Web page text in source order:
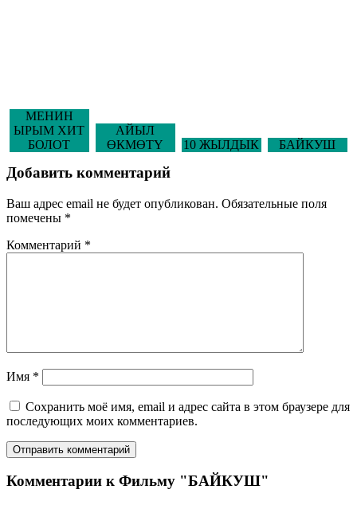
МЕНИН
ЫРЫМ ХИТ
БОЛОТ
АЙЫЛ
ӨКМӨТҮ
10 ЖЫЛДЫК БАЙКУШ
Добавить комментарий
Ваш адрес email не будет опубликован. Обязательные поля
помечены *
Комментарий *
Имя *
Сохранить моё имя, email и адрес сайта в этом браузере для
последующих моих комментариев.
Комментарии к Фильму "БАЙКУШ"